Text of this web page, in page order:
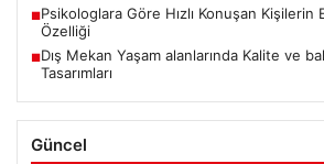
■Psikologlara Göre Hızlı Konuşan Kişilerin
Özelliği
■Dış Mekan Yaşam alanlarında Kalite ve
Tasarımları
Güncel